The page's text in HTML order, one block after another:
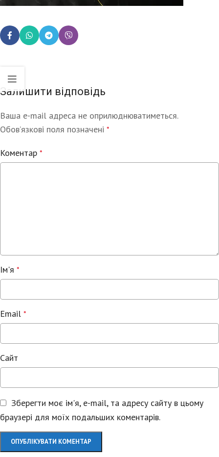
Залишити відповідь
Ваша e-mail адреса не оприлюднюватиметься.
Обов’язкові поля позначені *
Коментар *
Ім'я *
Email *
Сайт
Зберегти моє ім'я, e-mail, та адресу сайту в цьому
браузері для моїх подальших коментарів.
Alternative: